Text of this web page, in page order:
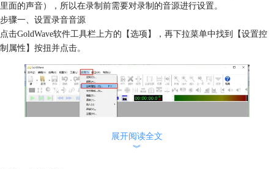
里面的声音），所以在录制前需要对录制的音源进行设置。
步骤一、设置录音音源
点击GoldWave软件工具栏上方的【选项】，再下拉菜单中找到【设置控
制属性】按扭并点击。
展开阅读全文
︾